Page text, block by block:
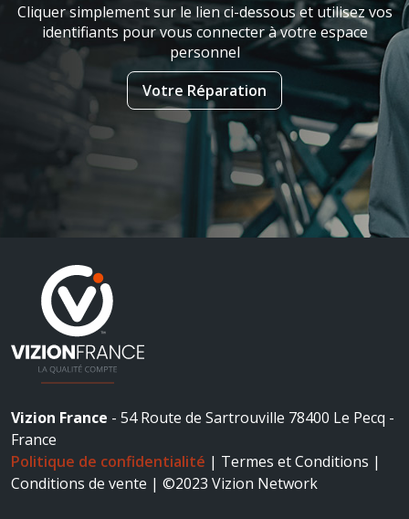
Cliquer simplement sur le lien ci-dessous et utilisez vos
identifiants pour vous connecter à votre espace
personnel
Votre Réparation
Vizion France - 54 Route de Sartrouville 78400 Le Pecq -
France
Politique de confidentialité | Termes et Conditions |
Conditions de vente | ©2023 Vizion Network